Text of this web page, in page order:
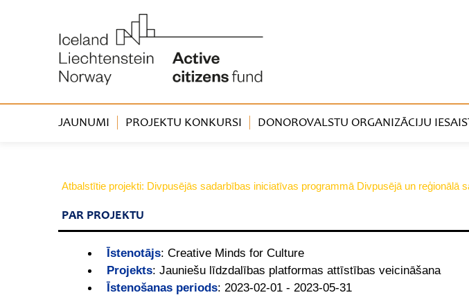
JAUNUMI PROJEKTU KONKURSI DONOROVALSTU ORGANIZĀCIJU
Atbalstītie projekti: Divpusējās sadarbības iniciatīvas programmā Divpusējā un reģionālā
PAR PROJEKTU
Īstenotājs: Creative Minds for Culture
Projekts: Jauniešu līdzdalības platformas attīstības veicināšana
Īstenošanas periods: 2023-02-01 - 2023-05-31